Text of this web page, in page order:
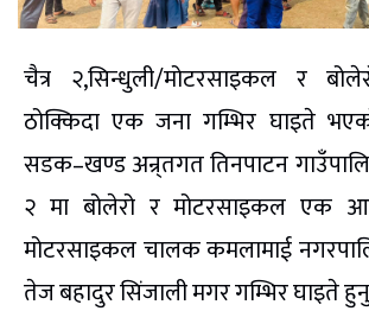
चैत्र २,सिन्धुली/मोटरसाइकल र
ठोक्किदा एक जना गम्भिर घाइते
सडक–खण्ड अन्र्तगत तिनपाटन
२ मा बोलेरो र मोटरसाइकल एक
मोटरसाइकल चालक कमलामाई
तेज बहादुर सिंजाली मगर गम्भिर घाइते